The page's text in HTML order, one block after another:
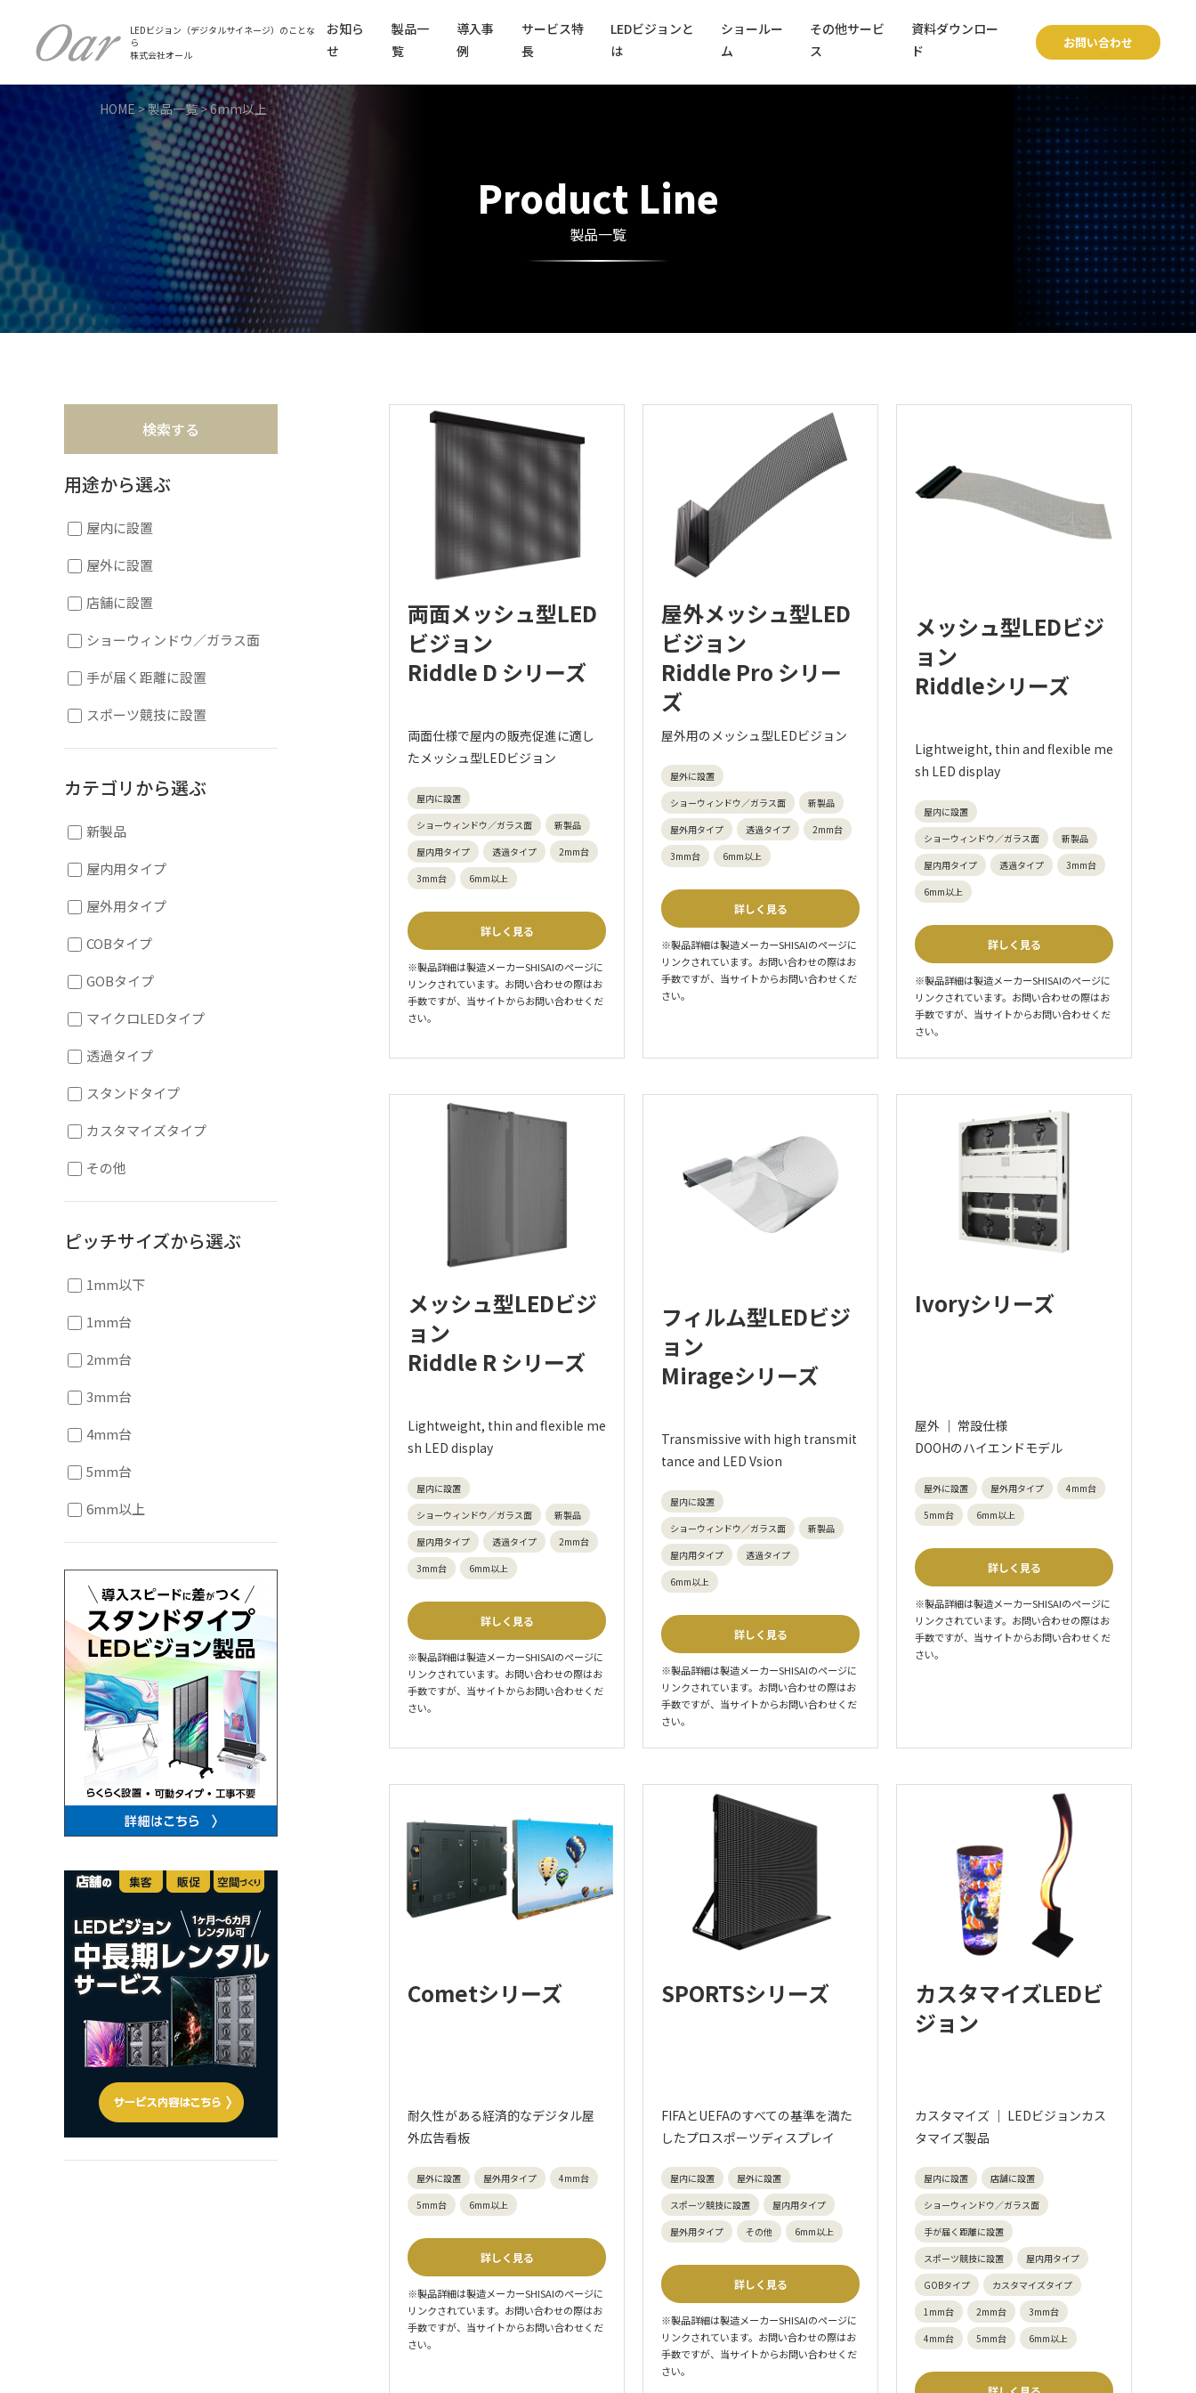
LEDビジョン（デジタルサイネージ）のことな
ら
株式会社オール
お知ら
せ
製品一
覧
導入事
例
サービス特
長
LEDビジョンと
は
ショールー
ム
その他サービ
ス
資料ダウンロー
ド
お問い合わせ
HOME>製品一覧>6mm以上
Product Line
製品一覧
両面メッシュ型LED
ビジョン
Riddle D シリーズ
両面仕様で屋内の販売促進に適し
たメッシュ型LEDビジョン
屋内に設置
ショーウィンドウ／ガラス面
新製品
屋内用タイプ
透過タイプ
2mm台
3mm台
6mm以上
詳しく見る
※製品詳細は製造メーカーSHISAIのページに
リンクされています。お問い合わせの際はお
手数ですが、当サイトからお問い合わせくだ
さい。
屋外メッシュ型LED
ビジョン
Riddle Pro シリー
ズ
屋外用のメッシュ型LEDビジョン
屋外に設置
ショーウィンドウ／ガラス面
新製品
屋外用タイプ
透過タイプ
2mm台
3mm台
6mm以上
詳しく見る
※製品詳細は製造メーカーSHISAIのページに
リンクされています。お問い合わせの際はお
手数ですが、当サイトからお問い合わせくだ
さい。
メッシュ型LEDビジ
ョン
Riddleシリーズ
Lightweight, thin and flexible me
sh LED display
屋内に設置
ショーウィンドウ／ガラス面
新製品
屋内用タイプ
透過タイプ
3mm台
6mm以上
詳しく見る
※製品詳細は製造メーカーSHISAIのページに
リンクされています。お問い合わせの際はお
手数ですが、当サイトからお問い合わせくだ
さい。
メッシュ型LEDビジ
ョン
Riddle R シリーズ
Lightweight, thin and flexible me
sh LED display
屋内に設置
ショーウィンドウ／ガラス面
新製品
屋内用タイプ
透過タイプ
2mm台
3mm台
6mm以上
詳しく見る
※製品詳細は製造メーカーSHISAIのページに
リンクされています。お問い合わせの際はお
手数ですが、当サイトからお問い合わせくだ
さい。
フィルム型LEDビジ
ョン
Mirageシリーズ
Transmissive with high transmit
tance and LED Vsion
屋内に設置
ショーウィンドウ／ガラス面
新製品
屋内用タイプ
透過タイプ
6mm以上
詳しく見る
※製品詳細は製造メーカーSHISAIのページに
リンクされています。お問い合わせの際はお
手数ですが、当サイトからお問い合わせくだ
さい。
Ivoryシリーズ
屋外 ｜ 常設仕様
DOOHのハイエンドモデル
屋外に設置 屋外用タイプ
4mm台
5mm台
6mm以上
詳しく見る
※製品詳細は製造メーカーSHISAIのページに
リンクされています。お問い合わせの際はお
手数ですが、当サイトからお問い合わせくだ
さい。
Cometシリーズ
耐久性がある経済的なデジタル屋
外広告看板
屋外に設置 屋外用タイプ
4mm台
5mm台
6mm以上
詳しく見る
※製品詳細は製造メーカーSHISAIのページに
リンクされています。お問い合わせの際はお
手数ですが、当サイトからお問い合わせくだ
さい。
SPORTSシリーズ
FIFAとUEFAのすべての基準を満た
したプロスポーツディスプレイ
屋内に設置
屋外に設置
スポーツ競技に設置
屋内用タイプ
屋外用タイプ
その他 6mm以上
詳しく見る
※製品詳細は製造メーカーSHISAIのページに
リンクされています。お問い合わせの際はお
手数ですが、当サイトからお問い合わせくだ
さい。
カスタマイズLEDビ
ジョン
カスタマイズ ｜ LEDビジョンカス
タマイズ製品
屋内に設置
店舗に設置
ショーウィンドウ／ガラス面
手が届く距離に設置
スポーツ競技に設置
屋内用タイプ
GOBタイプ
カスタマイズタイプ
1mm台
2mm台
3mm台
4mm台
5mm台 6mm以上
用途から選ぶ
屋内に設置
屋外に設置
店舗に設置
ショーウィンドウ／ガラス面
手が届く距離に設置
スポーツ競技に設置
カテゴリから選ぶ
新製品
屋内用タイプ
屋外用タイプ
COBタイプ
GOBタイプ
マイクロLEDタイプ
透過タイプ
スタンドタイプ
カスタマイズタイプ
その他
ピッチサイズから選ぶ
1mm以下
1mm台
2mm台
3mm台
4mm台
5mm台
6mm以上